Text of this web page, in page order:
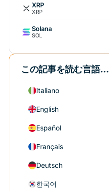
XRP
XRP
Solana
SOL
この記事を読む言語...
Italiano
English
Español
Français
Deutsch
한국어